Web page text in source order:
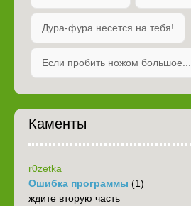
Дура-фура несется на тебя!
Если пробить ножом большое...
Каменты
r0zetka
Ошибка программы (1)
ждите вторую часть